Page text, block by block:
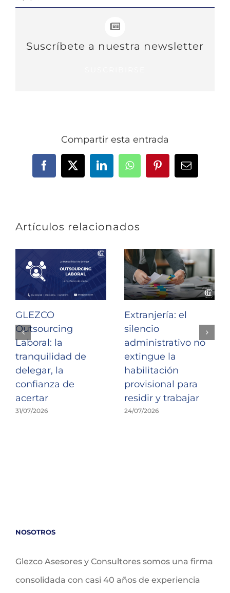
Suscríbete a nuestra newsletter
Compartir esta entrada
Facebook
X LinkedInWhatsAppPinterestCorreo
Artículos relacionados
GLEZCO
Outsourcing
Laboral: la
tranquilidad de
delegar, la
confianza de
acertar
31/07/2026
Extranjería: el
silencio
administrativo no
extingue la
habilitación
provisional para
residir y trabajar
24/07/2026
NOSOTROS
Glezco Asesores y Consultores somos una firma
consolidada con casi 40 años de experiencia